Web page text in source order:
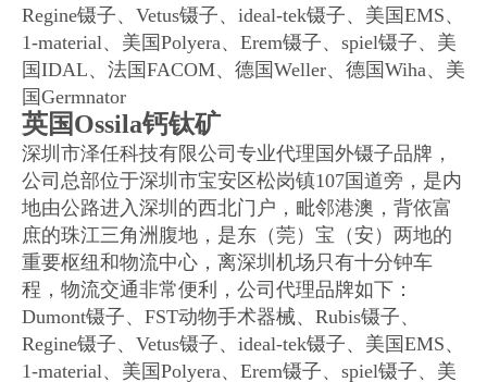
Regine镊子、 Vetus镊子、 ideal-tek镊子、美国EMS、
1-material、美国Polyera、Erem镊子、spiel镊子、美
国IDAL、法国FACOM、德国Weller、德国Wiha、美
国Germnator
英国Ossila钙钛矿
深圳市泽任科技有限公司专业代理国外镊子品牌，
公司总部位于深圳市宝安区松岗镇107国道旁，是内
地由公路进入深圳的西北门户，毗邻港澳，背依富
庶的珠江三角洲腹地，是东（莞）宝（安）两地的
重要枢纽和物流中心，离深圳机场只有十分钟车
程，物流交通非常便利，公司代理品牌如下：
Dumont镊子、FST动物手术器械、Rubis镊子、
Regine镊子、 Vetus镊子、 ideal-tek镊子、美国EMS、
1-material、美国Polyera、Erem镊子、spiel镊子、美